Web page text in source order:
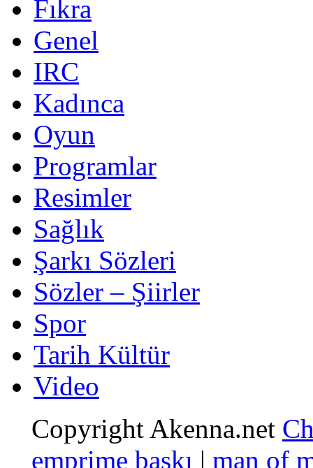
Fıkra
Genel
IRC
Kadınca
Oyun
Programlar
Resimler
Sağlık
Şarkı Sözleri
Sözler – Şiirler
Spor
Tarih Kültür
Video
Copyright Akenna.net
emprime baskı | man of